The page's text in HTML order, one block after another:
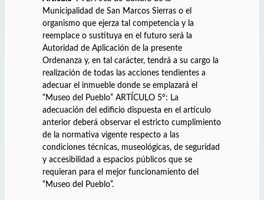
Municipalidad de San Marcos Sierras o el
organismo que ejerza tal competencia y la
reemplace o sustituya en el futuro será la
Autoridad de Aplicación de la presente
Ordenanza y, en tal carácter, tendrá a su cargo la
realización de todas las acciones tendientes a
adecuar el inmueble donde se emplazará el
“Museo del Pueblo” ARTÍCULO 5º: La
adecuación del edificio dispuesta en el artículo
anterior deberá observar el estricto cumplimiento
de la normativa vigente respecto a las
condiciones técnicas, museológicas, de seguridad
y accesibilidad a espacios públicos que se
requieran para el mejor funcionamiento del
“Museo del Pueblo”.